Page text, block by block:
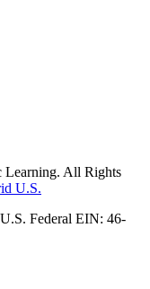
Learning. All Rights
U.S.
Federal EIN: 46-